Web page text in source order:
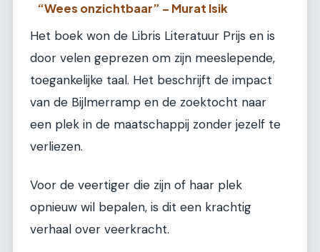
“Wees onzichtbaar” – Murat Isik
Het boek won de Libris Literatuur Prijs en is
door velen geprezen om zijn meeslepende,
toegankelijke taal. Het beschrijft de impact
van de Bijlmerramp en de zoektocht naar
een plek in de maatschappij zonder jezelf te
verliezen.
Voor de veertiger die zijn of haar plek
opnieuw wil bepalen, is dit een krachtig
verhaal over veerkracht.